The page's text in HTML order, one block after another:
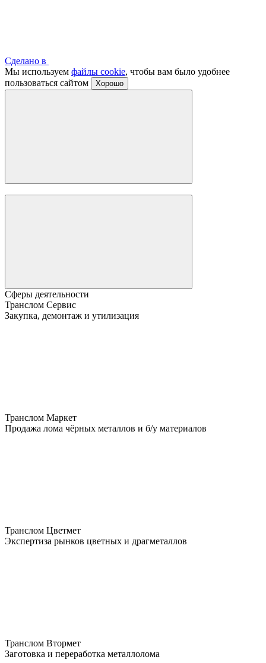
Сделано в
Мы используем файлы cookie, чтобы вам было удобнее
пользоваться сайтом
Хорошо
Сферы деятельности
Транслом Сервис
Закупка, демонтаж и утилизация
Транслом Маркет
Продажа лома чёрных металлов и б/у материалов
Транслом Цветмет
Экспертиза рынков цветных и драгметаллов
Транслом Втормет
Заготовка и переработка металлолома